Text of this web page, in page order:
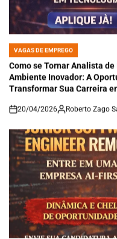
POSTED
VAGAS DE EMPREGO
Como se Tornar Analista
Ambiente Inovador: A
Transformar Sua Carreira
on
20/04/2026 Roberto Zago